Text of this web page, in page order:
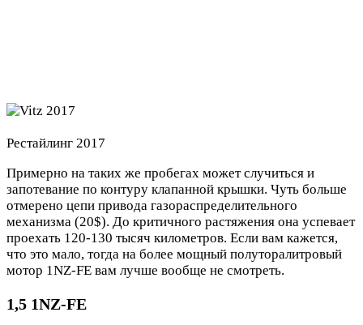
Рестайлинг 2017
Примерно на таких же пробегах может случиться и
запотевание по контуру клапанной крышки. Чуть больше
отмерено цепи привода газораспределительного
механизма (20$). До критичного растяжения она успевает
проехать 120-130 тысяч километров. Если вам кажется,
что это мало, тогда на более мощный полуторалитровый
мотор 1NZ-FE вам лучше вообще не смотреть.
1,5 1NZ-FE